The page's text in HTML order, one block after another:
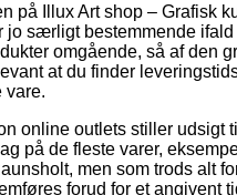
på Illux Art shop – Grafisk
jo særligt bestemmende
omgående, så af den
at du finder
vare.
online outlets stiller udsigt
på de fleste varer,
men som trods alt
forud for et angivent